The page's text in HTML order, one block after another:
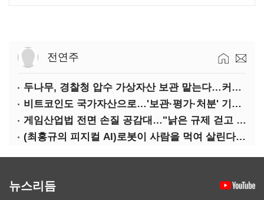
전연주
두나무, 경찰청 압수 가상자산 보관 맡는다…커스터디 사업 최종 낙찰
비트코인도 국가자산으로…'보관·평가·처분' 기준은 숙제
게임산업법 전면 손질 공감대…"낡은 규제 걷고 안전장치 촘촘히 해야"
(최홍규의 피지컬 AI)로봇이 사람을 먹여 살린다, 그런데 언제 먹여야 할지는 모른다
뉴스리듬